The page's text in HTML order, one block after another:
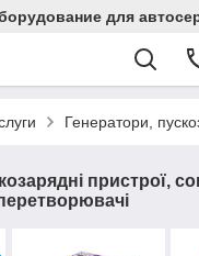
для
Генератори,
пристрої,